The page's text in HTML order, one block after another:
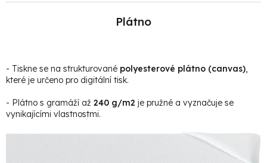
Plátno
- Tiskne se na strukturované polyesterové plátno (canvas),
které je určeno pro digitální tisk.
- Plátno s gramáží až 240 g/m2 je pružné a vyznačuje se
vynikajícími vlastnostmi.